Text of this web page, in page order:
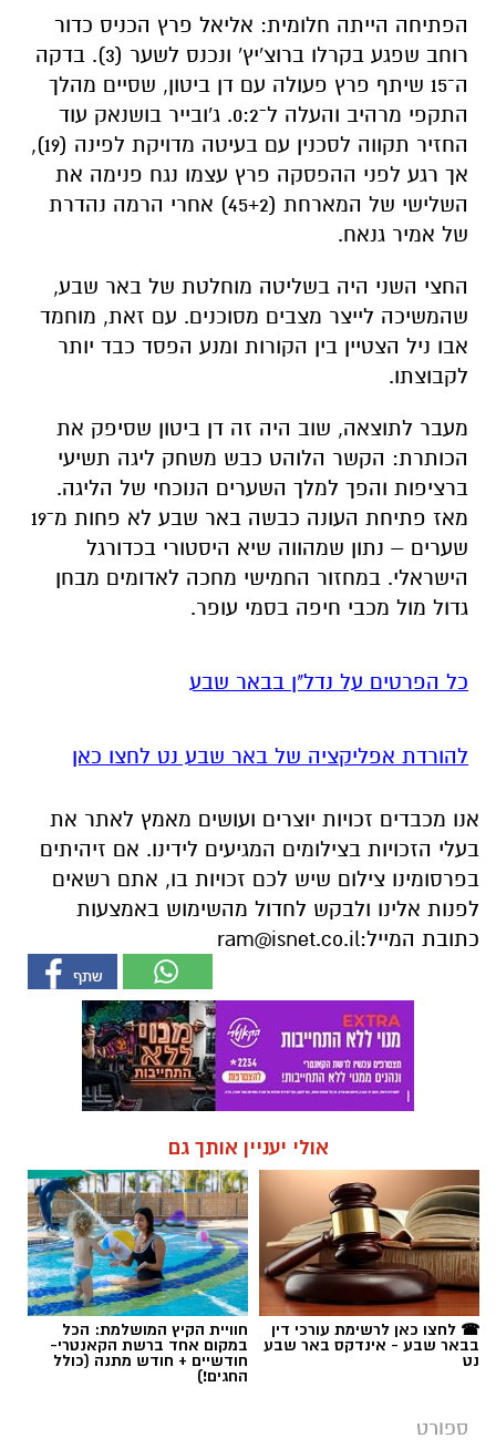
הפתיחה הייתה חלומית: אליאל פרץ הכניס כדור
רוחב שפגע בקרלו ברוצ'יץ' ונכנס לשער (3). בדקה
ה־15 שיתף פרץ פעולה עם דן ביטון, שסיים מהלך
התקפי מרהיב והעלה ל־0:2. ג'ובייר בושנאק עוד
החזיר תקווה לסכנין עם בעיטה מדויקת לפינה (19),
אך רגע לפני ההפסקה פרץ עצמו נגח פנימה את
השלישי של המארחת (45+2) אחרי הרמה נהדרת
של אמיר גנאח.
החצי השני היה בשליטה מוחלטת של באר שבע,
שהמשיכה לייצר מצבים מסוכנים. עם זאת, מוחמד
אבו ניל הצטיין בין הקורות ומנע הפסד כבד יותר
לקבוצתו.
מעבר לתוצאה, שוב היה זה דן ביטון שסיפק את
הכותרת: הקשר הלוהט כבש משחק ליגה תשיעי
ברציפות והפך למלך השערים הנוכחי של הליגה.
מאז פתיחת העונה כבשה באר שבע לא פחות מ־19
שערים – נתון שמהווה שיא היסטורי בכדורגל
הישראלי. במחזור החמישי מחכה לאדומים מבחן
גדול מול מכבי חיפה בסמי עופר.
כל הפרטים על נדל"ן בבאר שבע
להורדת אפליקציה של באר שבע נט לחצו כאן
אנו מכבדים זכויות יוצרים ועושים מאמץ לאתר את
בעלי הזכויות בצילומים המגיעים לידינו. אם זיהיתים
בפרסומינו צילום שיש לכם זכויות בו, אתם רשאים
לפנות אלינו ולבקש לחדול מהשימוש באמצעות
כתובת המייל:ram@isnet.co.il
אולי יעניין אותך גם
☎ לחצו כאן לרשימת עורכי דין
בבאר שבע - אינדקס באר שבע
נט
חוויית הקיץ המושלמת: הכל
במקום אחד ברשת הקאנטרי-
חודשיים + חודש מתנה (כולל
החגים!)
ספורט